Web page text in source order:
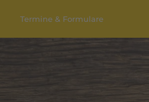
Termine & Formulare